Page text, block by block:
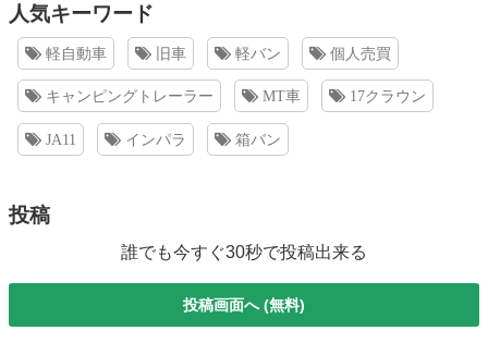
人気キーワード
軽自動車 旧車 軽バン 個人売買
キャンピングトレーラー MT車 17クラウン
JA11 インパラ 箱バン
投稿
誰でも今すぐ30秒で投稿出来る
投稿画面へ (無料)